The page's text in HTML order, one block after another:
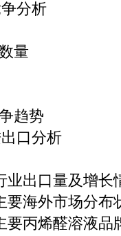
分析
量
趋势
口分析
出口量及增长
海外市场分布
丙烯醛溶液品